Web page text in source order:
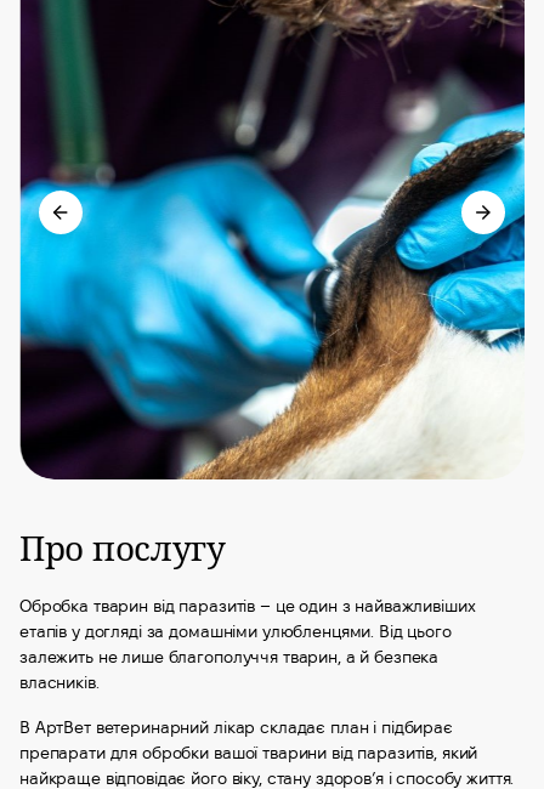
Про послугу
Обробка тварин від паразитів – це один з найважливіших
етапів у догляді за домашніми улюбленцями. Від цього
залежить не лише благополуччя тварин, а й безпека
власників.
В АртВет ветеринарний лікар складає план і підбирає
препарати для обробки вашої тварини від паразитів, який
найкраще відповідає його віку, стану здоров’я і способу життя.